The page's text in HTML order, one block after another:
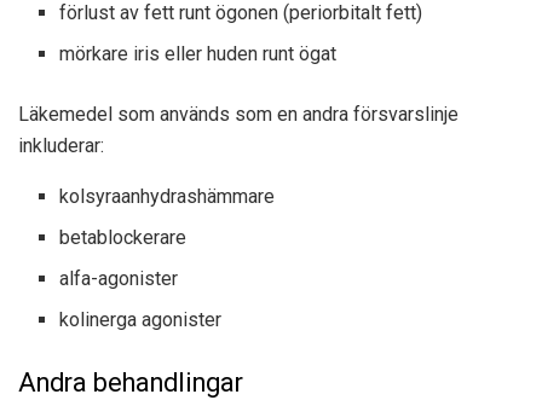
förlust av fett runt ögonen (periorbitalt fett)
mörkare iris eller huden runt ögat
Läkemedel som används som en andra försvarslinje
inkluderar:
kolsyraanhydrashämmare
betablockerare
alfa-agonister
kolinerga agonister
Andra behandlingar